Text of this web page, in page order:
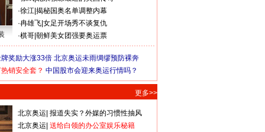
·徐江 揭秘国奥名单调整内幕
·冉雄飞 女足开场秀不谈复仇
·棋哥 朝鲜美女团强要奥运票
奖励大涨33倍 北京奥运未雨绸缪预防裸奔
销安全套？ 中国股市会迎来奥运行情吗？
更多>>
北京奥运 报道失实？外媒的习惯性抽风
北京奥运 送给白领的办公室娱乐秘籍